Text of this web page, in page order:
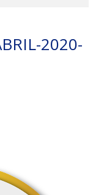
2020-